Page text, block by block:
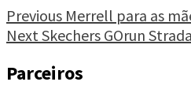
o
poder
da
Continue
Reading
Previous Merrell para as
NextSkechers GOrun
Parceiros